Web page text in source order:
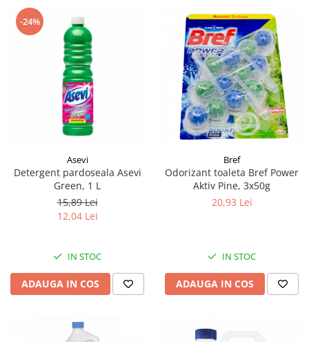
-24%
Asevi
Detergent pardoseala Asevi
Green, 1 L
15,89 Lei
12,04 Lei
IN STOC
ADAUGA IN COS
Bref
Odorizant toaleta Bref Power
Aktiv Pine, 3x50g
20,93 Lei
IN STOC
ADAUGA IN COS